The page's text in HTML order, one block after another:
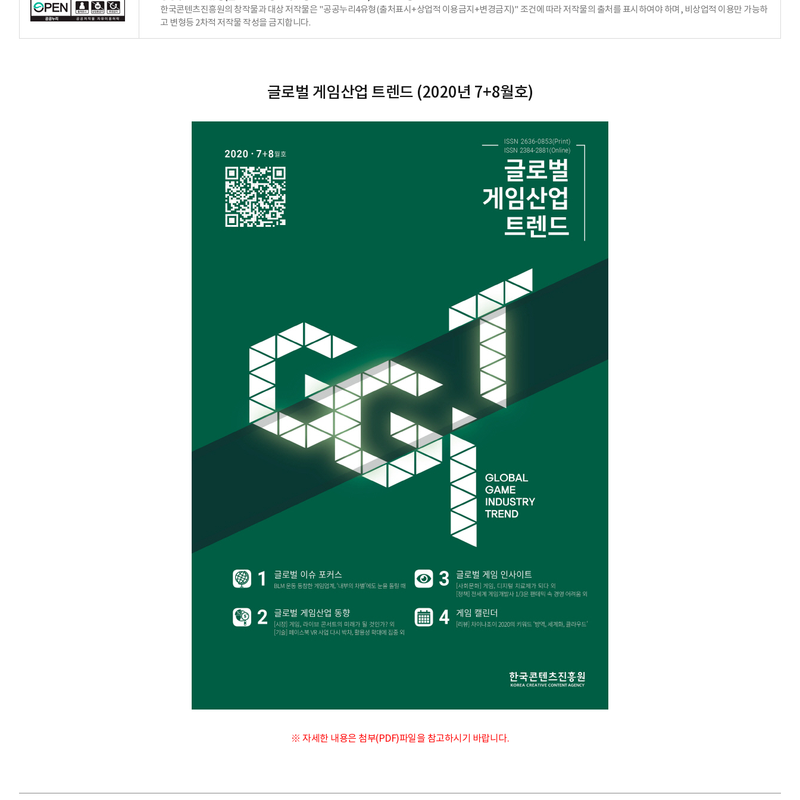
한국콘텐츠진흥원의 창작물과 대상 저작물은 "공공누리4유형(출처표시+상업적 이용금지+변경금지)" 조건에 따라 저작물의 출처를 표시하여야 하며, 비상업적 이용만 가능하
고 변형등 2차적 저작물 작성을 금지합니다.
글로벌 게임산업 트렌드 (2020년 7+8월호)
※ 자세한 내용은 첨부(PDF)파일을 참고하시기 바랍니다.